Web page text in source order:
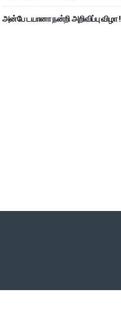
அன்பே டயானா நன்றி அறிவிப்பு விழா !